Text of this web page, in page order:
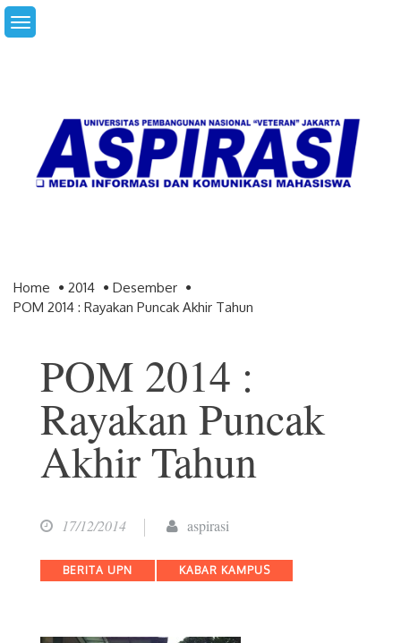
Skip
to
Home 2014
Desember
POM 2014 : Rayakan Puncak Akhir Tahun
POM 2014 :
Rayakan Puncak
Akhir Tahun
17/12/2014 aspirasi
Categories
BERITA UPN KABAR KAMPUS